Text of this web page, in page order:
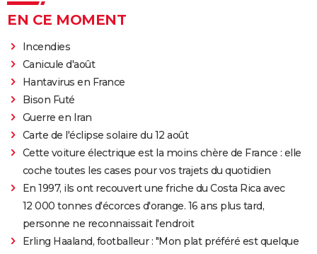
EN CE MOMENT
Incendies
Canicule d'août
Hantavirus en France
Bison Futé
Guerre en Iran
Carte de l'éclipse solaire du 12 août
Cette voiture électrique est la moins chère de France : elle
coche toutes les cases pour vos trajets du quotidien
En 1997, ils ont recouvert une friche du Costa Rica avec
12 000 tonnes d'écorces d'orange. 16 ans plus tard,
personne ne reconnaissait l'endroit
Erling Haaland, footballeur : "Mon plat préféré est quelque